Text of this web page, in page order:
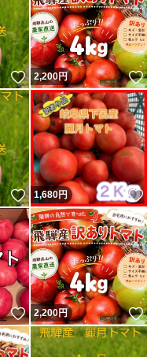
いいね！
2,200円
いいね！
1,680円
いいね！
2,200円